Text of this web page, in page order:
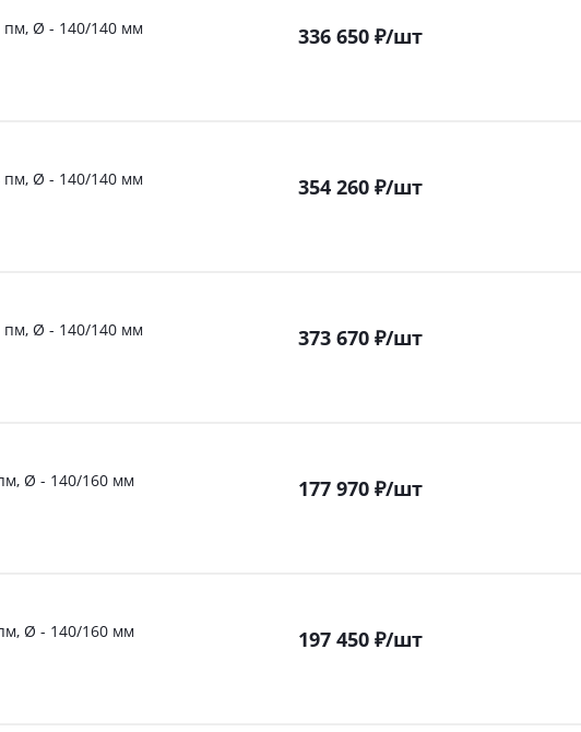
пм, Ø - 140/140 мм 336 650 ₽/шт
пм, Ø - 140/140 мм 354 260 ₽/шт
пм, Ø - 140/140 мм 373 670 ₽/шт
Ø - 140/160 мм 177 970 ₽/шт
Ø - 140/160 мм 197 450 ₽/шт